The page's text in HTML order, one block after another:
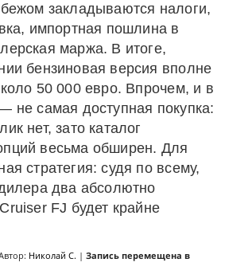
закладываются налоги,
импортная пошлина в
маржа. В итоге,
бензиновая версия вполне
50 000 евро. Впрочем, и в
не самая доступная покупка:
нет, зато каталог
весьма обширен. Для
стратегия: судя по всему,
два абсолютно
FJ будет крайне
Николай С. | Запись перемещена в